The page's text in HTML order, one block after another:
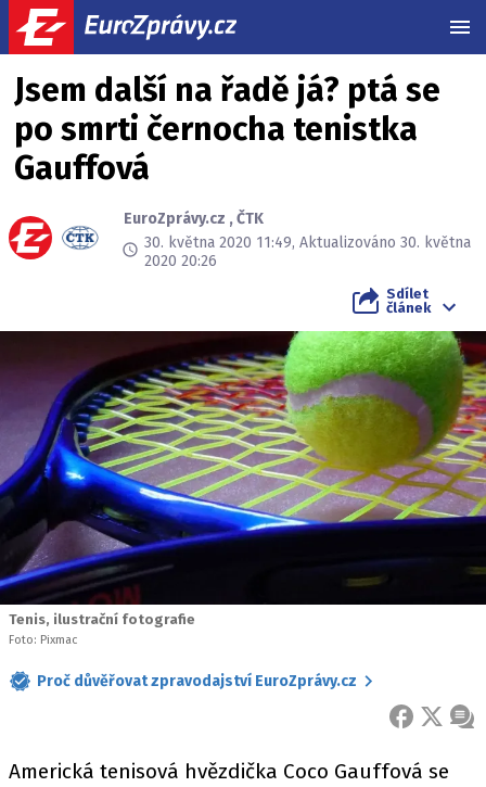
Jsem další na řadě já? ptá se
po smrti černocha tenistka
Gauffová
EuroZprávy.cz ,ČTK
30. května 2020 11:49, Aktualizováno 30. května
2020 20:26
Sdílet
článek
Tenis, ilustrační fotografie
Foto: Pixmac
Proč důvěřovat zpravodajství EuroZprávy.cz
FACEBOOK
X
Americká tenisová hvězdička Coco Gauffová se